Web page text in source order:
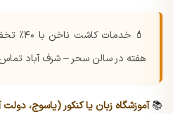
💄 خدمات کاشت ناخن با ۴۰٪ تخفیف ویژه بانوان
هفته در سالن سحر – شرف آباد تماس:
📚آموزشگاه زبان یا کنکور (یاسوج، دولت